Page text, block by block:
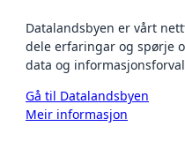
Datalandsbyen er vårt
dele erfaringar og spørje
data og
Gå til Datalandsbyen
Meir informasjon